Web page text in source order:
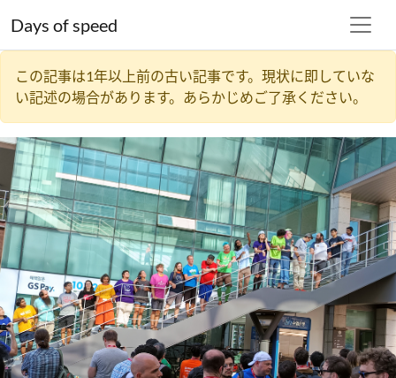
Days of speed
この記事は1年以上前の古い記事です。現状に即していな
い記述の場合があります。あらかじめご了承ください。